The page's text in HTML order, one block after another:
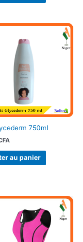
750ml
au panier